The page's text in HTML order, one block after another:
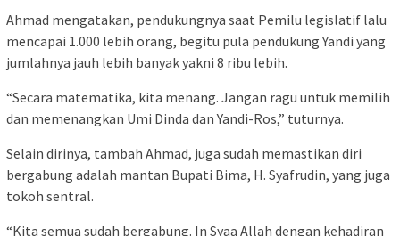
Ahmad mengatakan, pendukungnya saat Pemilu legislatif lalu
mencapai 1.000 lebih orang, begitu pula pendukung Yandi yang
jumlahnya jauh lebih banyak yakni 8 ribu lebih.
“Secara matematika, kita menang. Jangan ragu untuk memilih
dan memenangkan Umi Dinda dan Yandi-Ros,” tuturnya.
Selain dirinya, tambah Ahmad, juga sudah memastikan diri
bergabung adalah mantan Bupati Bima, H. Syafrudin, yang juga
tokoh sentral.
“Kita semua sudah bergabung. In Syaa Allah dengan kehadiran